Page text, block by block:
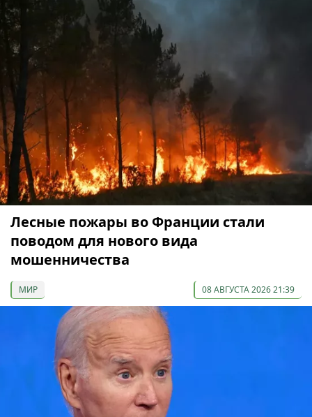
Лесные пожары во Франции стали
поводом для нового вида
мошенничества
МИР 08 АВГУСТА 2026 21:39